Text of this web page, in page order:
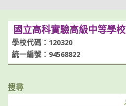
國立高科實驗高級中等學校
學校代碼：120320
統一編號：94568822
搜尋